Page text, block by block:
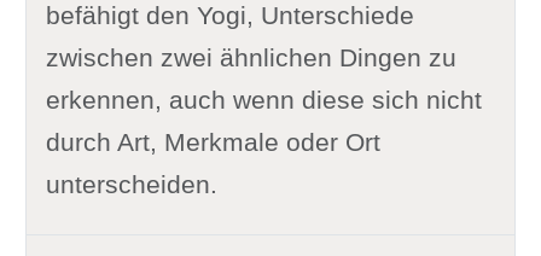
befähigt den Yogi, Unterschiede
zwischen zwei ähnlichen Dingen zu
erkennen, auch wenn diese sich nicht
durch Art, Merkmale oder Ort
unterscheiden.